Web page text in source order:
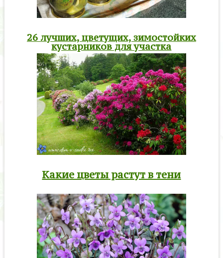
26 лучших, цветущих, зимостойких
кустарников для участка
Какие цветы растут в тени